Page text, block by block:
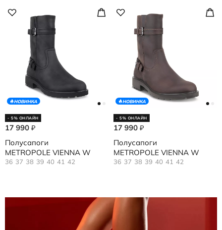
НОВИНКА
- 5% ОНЛАЙН
17 990 ₽
Полусапоги
METROPOLE VIENNA W
36 37 38 39 40 41 42
НОВИНКА
- 5% ОНЛАЙН
17 990 ₽
Полусапоги
METROPOLE VIENNA W
36 37 38 39 40 41 42